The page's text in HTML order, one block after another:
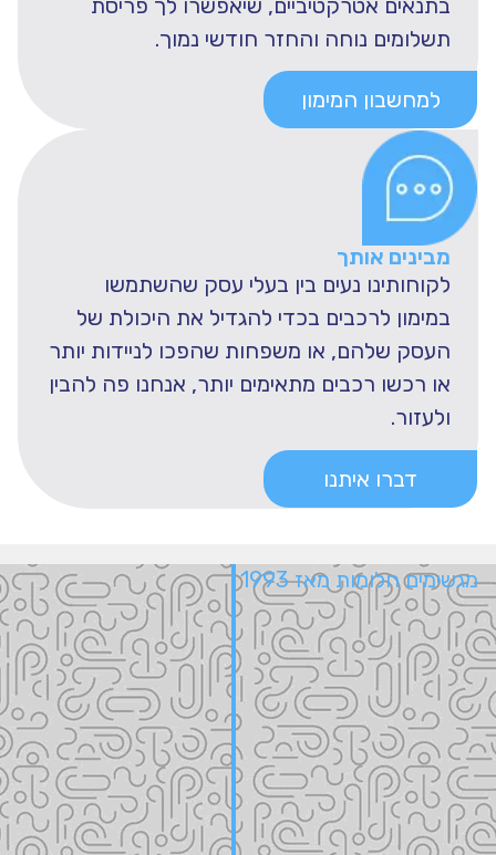
בתנאים אטרקטיביים, שיאפשרו לך פריסת
תשלומים נוחה והחזר חודשי נמוך.
למחשבון המימון
מבינים אותך
לקוחותינו נעים בין בעלי עסק שהשתמשו
במימון לרכבים בכדי להגדיל את היכולת של
העסק שלהם, או משפחות שהפכו לניידות יותר
או רכשו רכבים מתאימים יותר, אנחנו פה להבין
ולעזור.
דברו איתנו
מגשימים חלומות מאז 1993